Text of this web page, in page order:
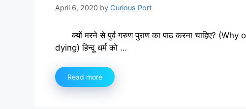
April 6, 2020 by Curious Port
क्यों मरने से पुर्व गरुण पुराण का पाठ करना चाहिए?
dying) हिन्दू धर्म को …
Read more